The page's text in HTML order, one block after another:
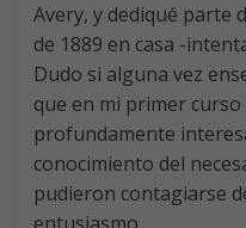
Avery, y dediqué parte
de 1889 en casa -
Dudo si alguna vez
que en mi primer curso
profundamente
conocimiento del
pudieron contagiarse